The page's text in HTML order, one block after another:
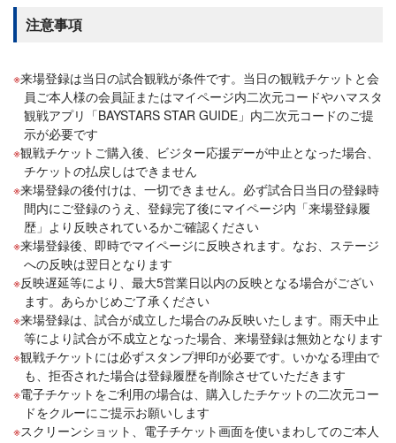
注意事項
来場登録は当日の試合観戦が条件です。当日の観戦チケットと会
員ご本人様の会員証またはマイページ内二次元コードやハマスタ
観戦アプリ「BAYSTARS STAR GUIDE」内二次元コードのご提
示が必要です
観戦チケットご購入後、ビジター応援デーが中止となった場合、
チケットの払戻しはできません
来場登録の後付けは、一切できません。必ず試合日当日の登録時
間内にご登録のうえ、登録完了後にマイページ内「来場登録履
歴」より反映されているかご確認ください
来場登録後、即時でマイページに反映されます。なお、ステージ
への反映は翌日となります
反映遅延等により、最大5営業日以内の反映となる場合がござい
ます。あらかじめご了承ください
来場登録は、試合が成立した場合のみ反映いたします。雨天中止
等により試合が不成立となった場合、来場登録は無効となります
観戦チケットには必ずスタンプ押印が必要です。いかなる理由で
も、拒否された場合は登録履歴を削除させていただきます
電子チケットをご利用の場合は、購入したチケットの二次元コー
ドをクルーにご提示お願いします
スクリーンショット、電子チケット画面を使いまわしてのご本人